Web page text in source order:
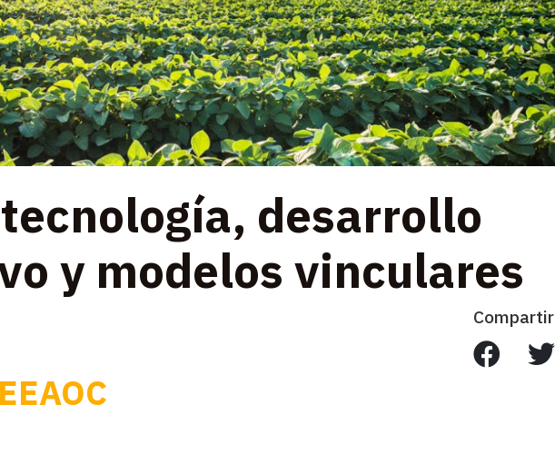
desarrollo
y modelos vinculares
Compartir